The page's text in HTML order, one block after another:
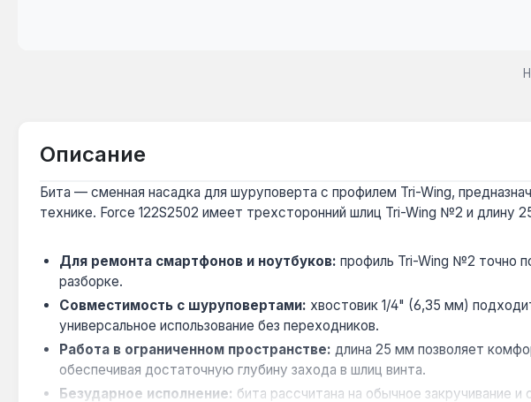
Описание
Бита — сменная насадка для шуруповерта с профилем Tri-Wing,
технике. Force 122S2502 имеет трехсторонний шлиц Tri-Wing №2 и длину
Для ремонта смартфонов и ноутбуков: профиль Tri-Wing №2 точно
разборке.
Совместимость с шуруповертами: хвостовик 1/4" (6,35 мм)
универсальное использование без переходников.
Работа в ограниченном пространстве: длина 25 мм позволяет
обеспечивая достаточную глубину захода в шлиц винта.
Безударное исполнение: бита рассчитана на обычное закручивание